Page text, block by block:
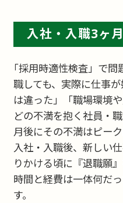
入社・入職3ヶ
｢採用時適性検査」で問
職しても、実際に仕事
は違った」「職場環境
どの不満を抱く社員・
月後にその不満はピーク
入社・入職後、新しい
りかける頃に『退職願
時間と経費は一体何だ
す。